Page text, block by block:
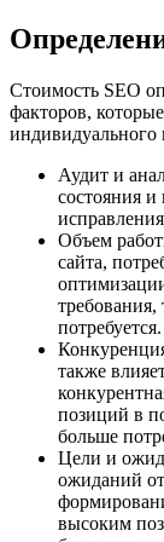
Стоимость SEO
факторов,
индивидуального
Аудит и
состояния
Объем
сайта,
потребуется.
также
позиций в
больше
Цели и
ожиданий
высоким